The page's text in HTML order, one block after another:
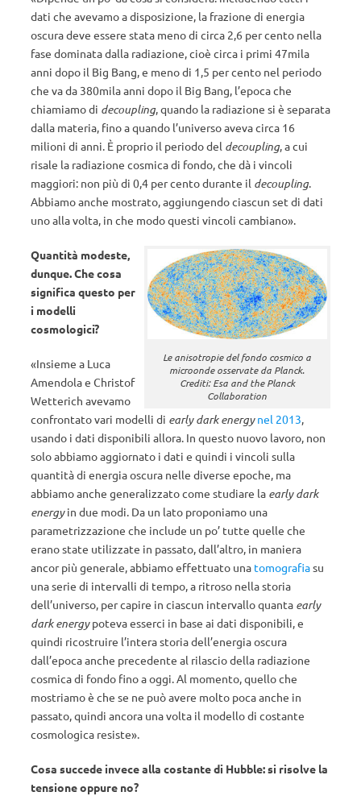
dati che avevamo a disposizione, la frazione di energia
oscura deve essere stata meno di circa 2,6 per cento nella
fase dominata dalla radiazione, cioè circa i primi 47mila
anni dopo il Big Bang, e meno di 1,5 per cento nel periodo
che va da 380mila anni dopo il Big Bang, l’epoca che
chiamiamo di decoupling, quando la radiazione si è separata
dalla materia, fino a quando l’universo aveva circa 16
milioni di anni. È proprio il periodo del decoupling, a cui
risale la radiazione cosmica di fondo, che dà i vincoli
maggiori: non più di 0,4 per cento durante il decoupling.
Abbiamo anche mostrato, aggiungendo ciascun set di dati
uno alla volta, in che modo questi vincoli cambiano».
Le anisotropie del fondo cosmico a
microonde osservate da Planck.
Crediti: Esa and the Planck
Collaboration
Quantità modeste,
dunque. Che cosa
significa questo per
i modelli
cosmologici?
«Insieme a Luca
Amendola e Christof
Wetterich avevamo
confrontato vari modelli di early dark energy nel 2013,
usando i dati disponibili allora. In questo nuovo lavoro, non
solo abbiamo aggiornato i dati e quindi i vincoli sulla
quantità di energia oscura nelle diverse epoche, ma
abbiamo anche generalizzato come studiare la early dark
energyin due modi. Da un lato proponiamo una
parametrizzazione che include un po’ tutte quelle che
erano state utilizzate in passato, dall’altro, in maniera
ancor più generale, abbiamo effettuato una tomografiasu
una serie di intervalli di tempo, a ritroso nella storia
dell’universo, per capire in ciascun intervallo quanta early
dark energypoteva esserci in base ai dati disponibili, e
quindi ricostruire l’intera storia dell’energia oscura
dall’epoca anche precedente al rilascio della radiazione
cosmica di fondo fino a oggi. Al momento, quello che
mostriamo è che se ne può avere molto poca anche in
passato, quindi ancora una volta il modello di costante
cosmologica resiste».
Cosa succede invece alla costante di Hubble: si risolve la
tensione oppure no?